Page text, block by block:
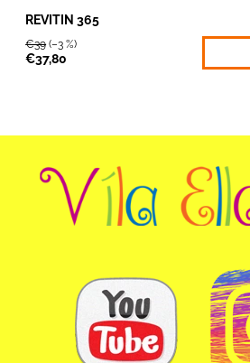
REVITIN 365
€39(–3 %)
€37,80